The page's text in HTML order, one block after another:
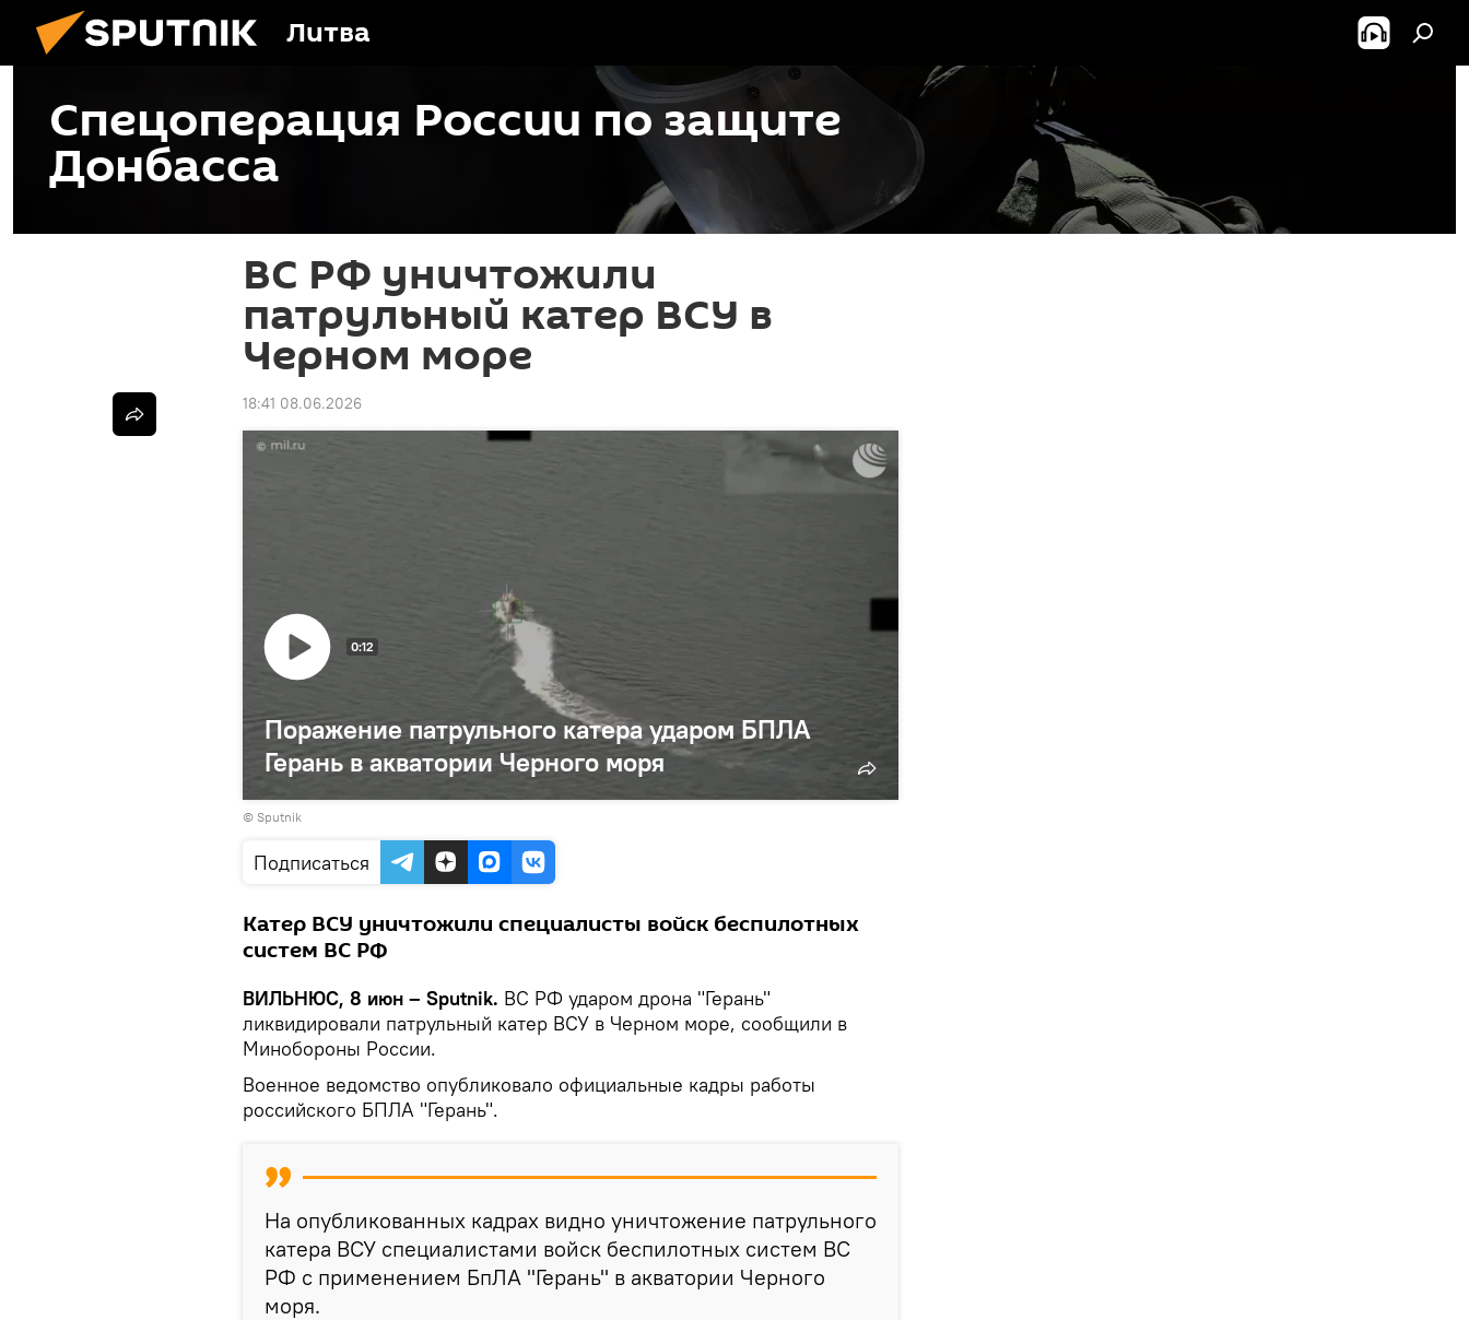
Литва
Спецоперация России по защите
Донбасса
ВС РФ уничтожили
патрульный катер ВСУ в
Черном море
18:41 08.06.2026
Поражение патрульного катера ударом БПЛА
Герань в акватории Черного моря
0:12
© Sputnik
Подписаться
Катер ВСУ уничтожили специалисты войск беспилотных
систем ВС РФ
ВИЛЬНЮС, 8 июн – Sputnik. ВС РФ ударом дрона "Герань"
ликвидировали патрульный катер ВСУ в Черном море, сообщили в
Минобороны России.
Военное ведомство опубликовало официальные кадры работы
российского БПЛА "Герань".
На опубликованных кадрах видно уничтожение патрульного
катера ВСУ специалистами войск беспилотных систем ВС
РФ с применением БпЛА "Герань" в акватории Черного
моря.​